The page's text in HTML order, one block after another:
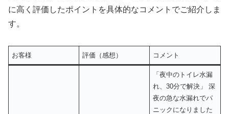
に高く評価したポイントを具体的なコメントでご紹介しま
す。
お客様 評価（感想） コメント
「夜中のトイレ水漏
れ、30分で解決」 深
夜の急な水漏れでパ
ニックになりました